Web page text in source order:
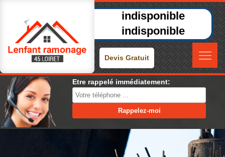
indisponible
indisponible
Devis Gratuit
Etre rappelé immédiatement: